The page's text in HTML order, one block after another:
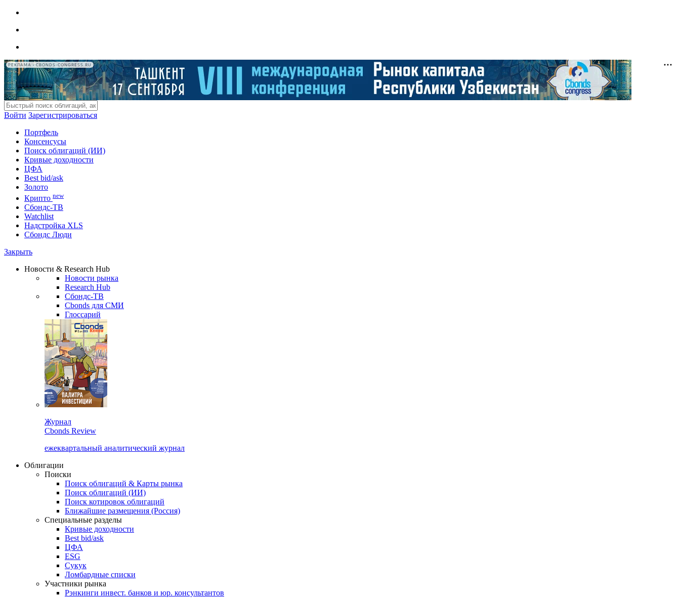
РЕКЛАМА • CBONDS-CONGRESS.RU
Войти Зарегистрироваться
Портфель
Консенсусы
Поиск облигаций (ИИ)
Кривые доходности
ЦФА
Best bid/ask
Золото
Крипто new
Сбондс-ТВ
Watchlist
Надстройка XLS
Сбондс Люди
Закрыть
Новости & Research Hub
Новости рынка
Research Hub
Сбондс-ТВ
Cbonds для СМИ
Глоссарий
Журнал
Cbonds Review
ежеквартальный аналитический журнал
Облигации
Поиски
Поиск облигаций & Карты рынка
Поиск облигаций (ИИ)
Поиск котировок облигаций
Ближайшие размещения (Россия)
Специальные разделы
Кривые доходности
Best bid/ask
ЦФА
ESG
Сукук
Ломбардные списки
Участники рынка
Рэнкинги инвест. банков и юр. консультантов